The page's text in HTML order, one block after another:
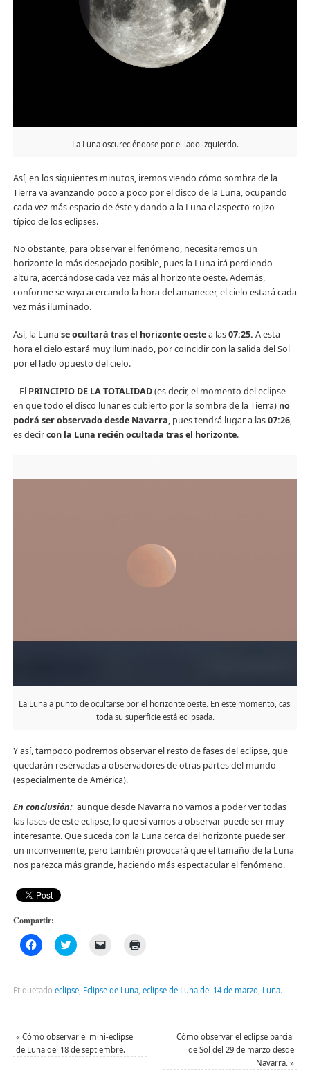
La Luna oscureciéndose por el lado izquierdo.
Así, en los siguientes minutos, iremos viendo cómo sombra de la
Tierra va avanzando poco a poco por el disco de la Luna, ocupando
cada vez más espacio de éste y dando a la Luna el aspecto rojizo
típico de los eclipses.
No obstante, para observar el fenómeno, necesitaremos un
horizonte lo más despejado posible, pues la Luna irá perdiendo
altura, acercándose cada vez más al horizonte oeste. Además,
conforme se vaya acercando la hora del amanecer, el cielo estará cada
vez más iluminado.
Así, la Luna se ocultará tras el horizonte oestea las07:25. A esta
hora el cielo estará muy iluminado, por coincidir con la salida del Sol
por el lado opuesto del cielo.
– El PRINCIPIO DE LA TOTALIDAD(es decir, el momento del eclipse
en que todo el disco lunar es cubierto por la sombra de la Tierra) no
podrá ser observado desde Navarra, pues tendrá lugar a las07:26,
es decircon la Luna recién ocultada tras el horizonte.
La Luna a punto de ocultarse por el horizonte oeste. En este momento, casi
toda su superficie está eclipsada.
Y así, tampoco podremos observar el resto de fases del eclipse, que
quedarán reservadas a observadores de otras partes del mundo
(especialmente de América).
En conclusión: aunque desde Navarra no vamos a poder ver todas
las fases de este eclipse, lo que sí vamos a observar puede ser muy
interesante. Que suceda con la Luna cerca del horizonte puede ser
un inconveniente, pero también provocará que el tamaño de la Luna
nos parezca más grande, haciendo más espectacular el fenómeno.
Compartir:
Haz
clic
Facebook
(Se
ventana
nueva)
Haz
clic
Twitter
(Se
ventana
nueva)
enlace
por
un
amigo
(Se
abre
abre
en
Etiquetado eclipse, Eclipse de Luna, eclipse de Luna del 14 de marzo, Luna.
« Cómo observar el mini-eclipse
de Luna del 18 de septiembre.
Cómo observar el eclipse parcial
de Sol del 29 de marzo desde
Navarra.»